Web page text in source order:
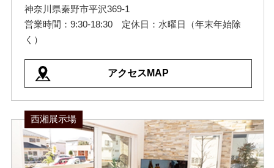
神奈川県秦野市平沢369-1
営業時間：9:30-18:30 定休日：水曜日（年末年始除
く）
アクセスMAP
西湘展示場